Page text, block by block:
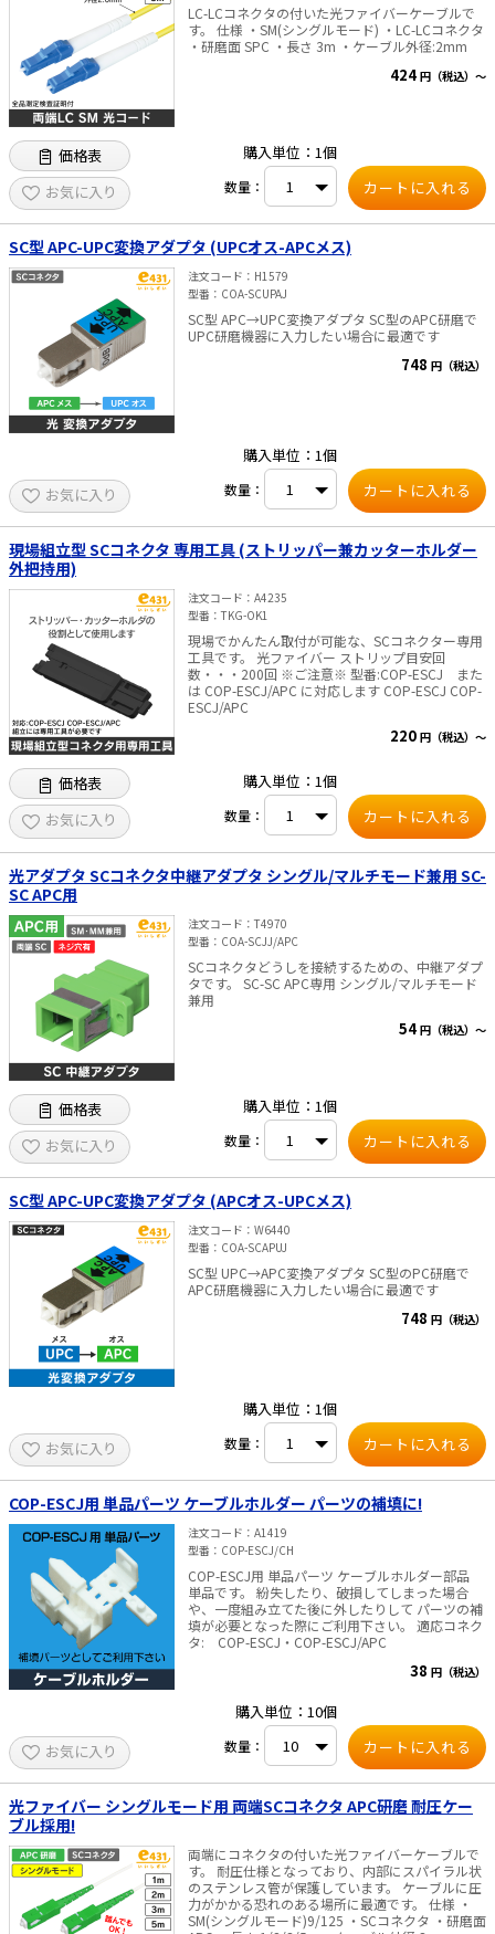
LC-LCコネクタの付いた光ファイバーケーブルで
す。 仕様 ・SM(シングルモード) ・LC-LCコネクタ
・研磨面 SPC ・長さ 3m ・ケーブル外径:2mm
424 円（税込）～
価格表
お気に入り
購入単位：1個
数量：
SC型 APC-UPC変換アダプタ (UPCオス-APCメス)
注文コード
H1579
型番
COA-SCUPAJ
SC型 APC→UPC変換アダプタ SC型のAPC研磨で
UPC研磨機器に入力したい場合に最適です
748 円（税込）
お気に入り
購入単位：1個
数量：
現場組立型 SCコネクタ 専用工具 (ストリッパー兼カッターホルダー
外把持用)
注文コード
A4235
型番
TKG-OK1
現場でかんたん取付が可能な、SCコネクター専用
工具です。 光ファイバー ストリップ目安回
数・・・200回 ※ご注意※ 型番:COP-ESCJ また
は COP-ESCJ/APC に対応します COP-ESCJ COP-
ESCJ/APC
220 円（税込）～
価格表
お気に入り
購入単位：1個
数量：
光アダプタ SCコネクタ中継アダプタ シングル/マルチモード兼用 SC-
SC APC用
注文コード
T4970
型番
COA-SCJJ/APC
SCコネクタどうしを接続するための、中継アダプ
タです。 SC-SC APC専用 シングル/マルチモード
兼用
54 円（税込）～
価格表
お気に入り
購入単位：1個
数量：
SC型 APC-UPC変換アダプタ (APCオス-UPCメス)
注文コード
W6440
型番
COA-SCAPUJ
SC型 UPC→APC変換アダプタ SC型のPC研磨で
APC研磨機器に入力したい場合に最適です
748 円（税込）
お気に入り
購入単位：1個
数量：
COP-ESCJ用 単品パーツ ケーブルホルダー パーツの補填に!
注文コード
A1419
型番
COP-ESCJ/CH
COP-ESCJ用 単品パーツ ケーブルホルダー部品
単品です。 紛失したり、破損してしまった場合
や、一度組み立てた後に外したりして パーツの補
填が必要となった際にご利用下さい。 適応コネク
タ: COP-ESCJ・COP-ESCJ/APC
38 円（税込）
お気に入り
購入単位：10個
数量：
光ファイバー シングルモード用 両端SCコネクタ APC研磨 耐圧ケー
ブル採用!
両端にコネクタの付いた光ファイバーケーブルで
す。 耐圧仕様となっており、内部にスパイラル状
のステンレス管が保護しています。 ケーブルに圧
力がかかる恐れのある場所に最適です。 仕様 ・
SM(シングルモード)9/125 ・SCコネクタ ・研磨面